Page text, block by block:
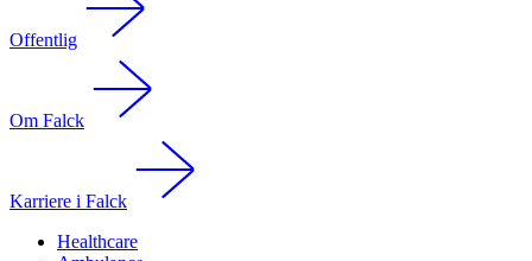
Offentlig
Om Falck
Karriere i Falck
Healthcare